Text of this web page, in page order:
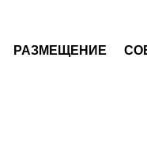
РАЗМЕЩЕНИЕ